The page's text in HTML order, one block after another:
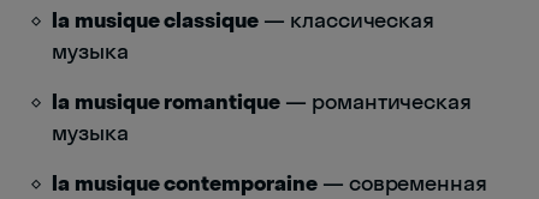
la musique classique — классическая
музыка
la musique romantique— романтическая
музыка
la musique contemporaine— современная